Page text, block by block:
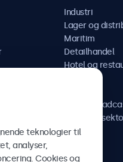
Industri
Lager og
Maritim
Detailhandel
Hotel og
AV og
teknologier til
analyser,
Cookies og